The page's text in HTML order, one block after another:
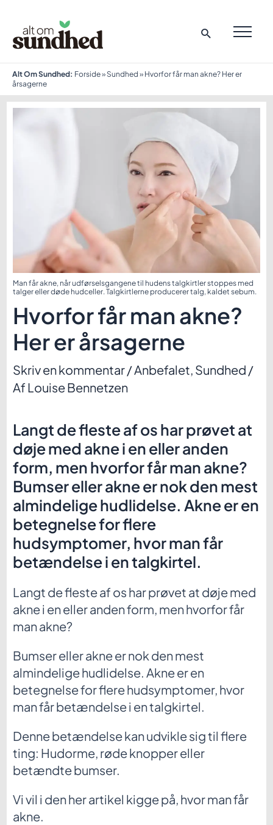
indholdet
Alt Om Sundhed: Forside» Sundhed » Hvorfor får man akne? Her er
årsagerne
Man får akne, når udførselsgangene til hudens talgkirtler stoppes med
talger eller døde hudceller. Talgkirtlerne producerer talg, kaldet sebum.
Hvorfor får man akne?
Her er årsagerne
Skriv en kommentar/Anbefalet, Sundhed /
AfLouise Bennetzen
Langt de fleste af os har prøvet at
døje med akne i en eller anden
form, men hvorfor får man akne?
Bumser eller akne er nok den mest
almindelige hudlidelse. Akne er en
betegnelse for flere
hudsymptomer, hvor man får
betændelse i en talgkirtel.
Langt de fleste af os har prøvet at døje med
akne i en eller anden form, men hvorfor får
man akne?
Bumser eller akne er nok den mest
almindelige hudlidelse. Akne er en
betegnelse for flere hudsymptomer, hvor
man får betændelse i en talgkirtel.
Denne betændelse kan udvikle sig til flere
ting: Hudorme, røde knopper eller
betændte bumser.
Vi vil i den her artikel kigge på, hvor man får
akne.